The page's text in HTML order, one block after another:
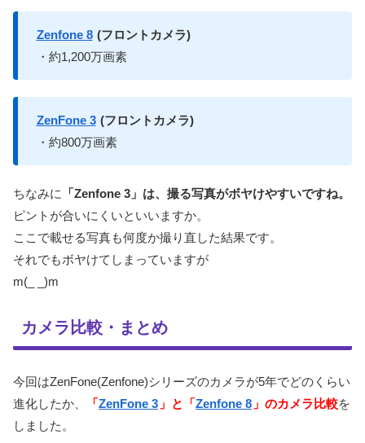
Zenfone 8 (フロントカメラ)
・約1,200万画素
ZenFone 3 (フロントカメラ)
・約800万画素
ちなみに
「Zenfone 3」は、撮る写真がボヤけやすいですね。
ピントが合いにくいといいますか。
ここで載せる写真も何度か撮り直した結果です。
それでもボヤけてしまっていますが
m(_ _)m
カメラ比較・まとめ
今回はZenFone(Zenfone)シリーズのカメラが5年でどのくらい
進化したか、
「ZenFone 3 」と「Zenfone 8 」のカメラ比較を
しました。